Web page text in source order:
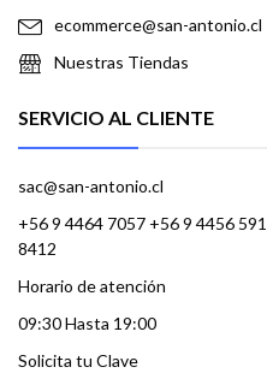
ecommerce@san-antonio.cl
Nuestras Tiendas
SERVICIO AL CLIENTE
sac@san-antonio.cl
+56 9 4464 7057 +56 9 4456
8412
Horario de atención
09:30 Hasta 19:00
Solicita tu Clave